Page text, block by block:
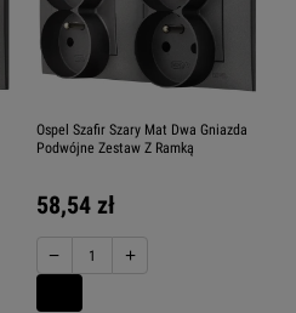
Ospel Szafir Szary Mat Dwa Gniazda
Podwójne Zestaw Z Ramką
58,54 zł
− +